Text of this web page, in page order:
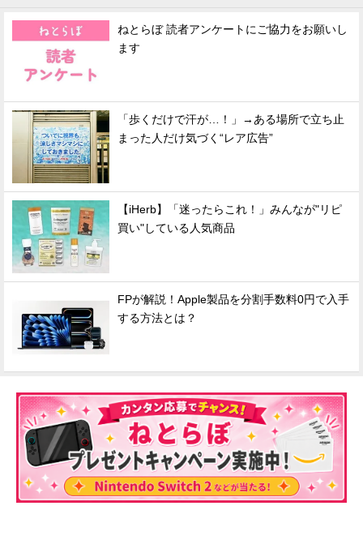
ねとらぼ 読者アンケートにご協力をお願いし
ます
「歩くだけで汗が…！」→ある場所で立ち止
まった人だけ気づく“レア広告”
【iHerb】「迷ったらこれ！」みんなが"リピ
買い"している人気商品
FPが解説！Apple製品を分割手数料0円で入手
する方法とは？